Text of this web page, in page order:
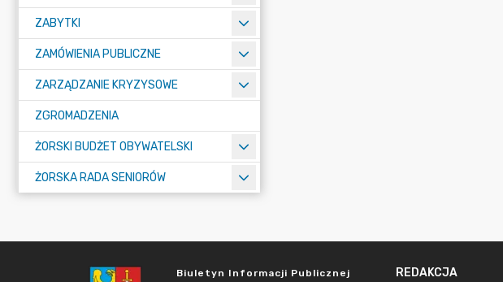
ZABYTKI
ZAMÓWIENIA PUBLICZNE
ZARZĄDZANIE KRYZYSOWE
ZGROMADZENIA
ŻORSKI BUDŻET OBYWATELSKI
ŻORSKA RADA SENIORÓW
Biuletyn Informacji Publicznej REDAKCJA